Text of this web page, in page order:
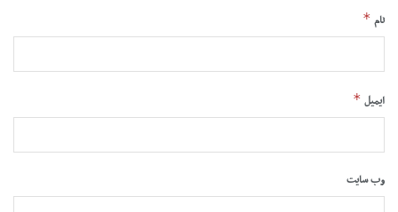
نام *
ایمیل *
وب‌ سایت